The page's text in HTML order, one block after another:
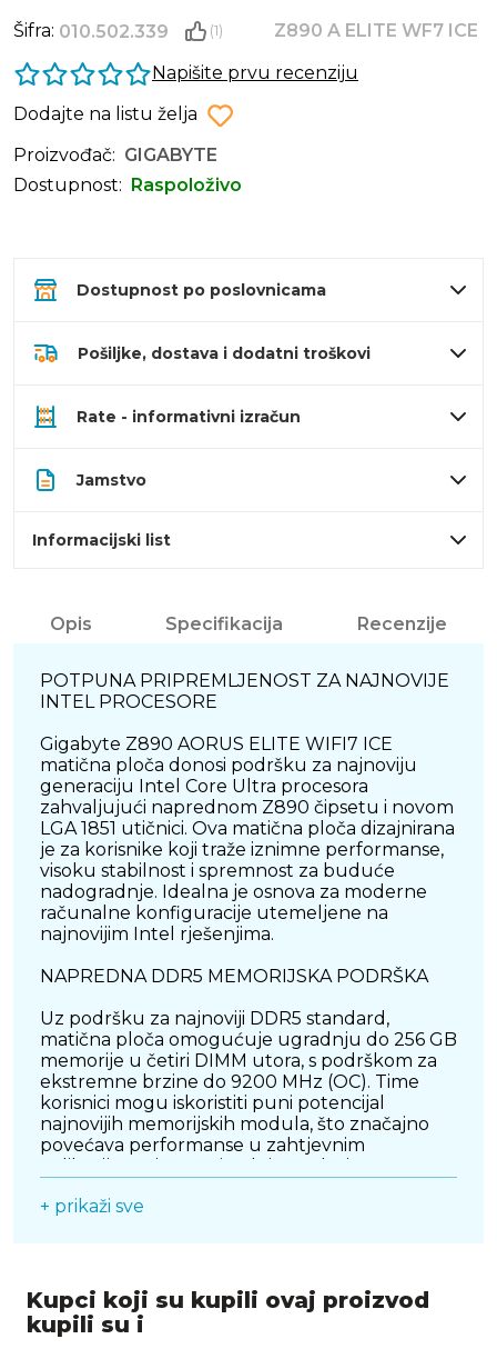
Šifra: 010.502.339 (1)
Z890 A ELITE WF7 ICE
Napišite prvu recenziju
Dodajte na listu želja
Proizvođač: GIGABYTE
Dostupnost:
Raspoloživo
Dostupnost po poslovnicama
Pošiljke, dostava i dodatni troškovi
Rate - informativni izračun
Jamstvo
Informacijski list
Opis Specifikacija Recenzije
POTPUNA PRIPREMLJENOST ZA NAJNOVIJE
INTEL PROCESORE
Gigabyte Z890 AORUS ELITE WIFI7 ICE
matična ploča donosi podršku za najnoviju
generaciju Intel Core Ultra procesora
zahvaljujući naprednom Z890 čipsetu i novom
LGA 1851 utičnici. Ova matična ploča dizajnirana
je za korisnike koji traže iznimne performanse,
visoku stabilnost i spremnost za buduće
nadogradnje. Idealna je osnova za moderne
računalne konfiguracije utemeljene na
najnovijim Intel rješenjima.
NAPREDNA DDR5 MEMORIJSKA PODRŠKA
Uz podršku za najnoviji DDR5 standard,
matična ploča omogućuje ugradnju do 256 GB
memorije u četiri DIMM utora, s podrškom za
ekstremne brzine do 9200 MHz (OC). Time
korisnici mogu iskoristiti puni potencijal
najnovijih memorijskih modula, što značajno
povećava performanse u zahtjevnim
Z890 AORUS ELITE WIFI7 ICE koristi Digital
Twin VRM dizajn s 16+1+2 faza napajanja i 80A
Smart Power Stage komponentama. Takva
+ prikaži sve
Kupci koji su kupili ovaj proizvod
kupili su i